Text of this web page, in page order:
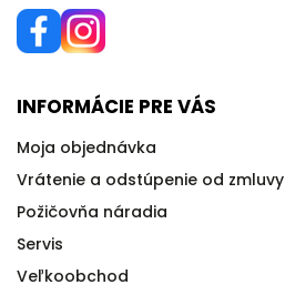
INFORMÁCIE PRE VÁS
Moja objednávka
Vrátenie a odstúpenie od zmluvy
Požičovňa náradia
Servis
Veľkoobchod